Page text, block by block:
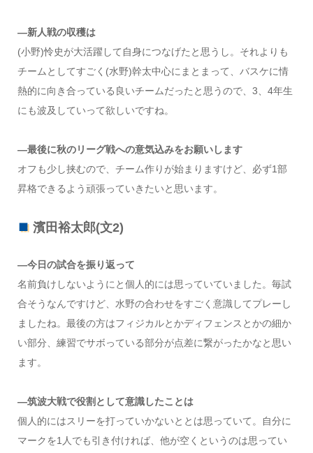
―新人戦の収穫は
(小野)怜史が大活躍して自身につなげたと思うし。それよりも
チームとしてすごく(水野)幹太中心にまとまって、バスケに情
熱的に向き合っている良いチームだったと思うので、3、4年生
にも波及していって欲しいですね。
―最後に秋のリーグ戦への意気込みをお願いします
オフも少し挟むので、チーム作りが始まりますけど、必ず1部
昇格できるよう頑張っていきたいと思います。
濱田裕太郎(文2)
―今日の試合を振り返って
名前負けしないようにと個人的には思っていていました。毎試
合そうなんですけど、水野の合わせをすごく意識してプレーし
ましたね。最後の方はフィジカルとかディフェンスとかの細か
い部分、練習でサボっている部分が点差に繋がったかなと思い
ます。
―筑波大戦で役割として意識したことは
個人的にはスリーを打っていかないととは思っていて。自分に
マークを1人でも引き付ければ、他が空くというのは思ってい